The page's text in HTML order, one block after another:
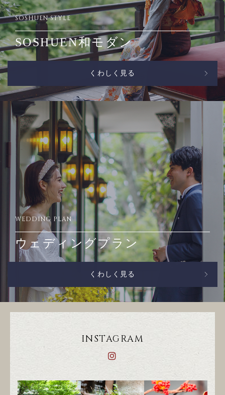
SOSHUEN STYLE
SOSHUEN和モダン
くわしく見る
WEDDING PLAN
ウェディングプラン
くわしく見る
INSTAGRAM